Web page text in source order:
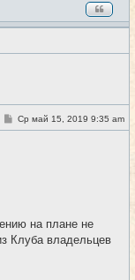
#8
С
о
Ср май 15, 2019 9:35 am
на плане не
Клуба владельцев